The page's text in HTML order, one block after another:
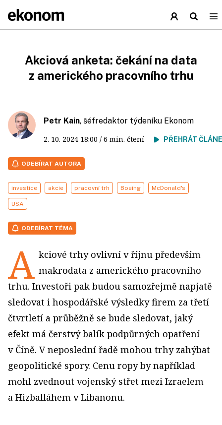
Akciová anketa: čekání na data
z amerického pracovního trhu
Petr Kain, šéfredaktor týdeníku Ekonom
2. 10. 2024 18:00 / 6 min. čtení PŘEHRÁT
ODEBÍRAT AUTORA
investice akcie pracovní trh Boeing McDonald's
USA
ODEBÍRAT TÉMA
A kciové trhy ovlivní v říjnu především
makrodata z amerického pracovního
trhu. Investoři pak budou samozřejmě napjatě
sledovat i hospodářské výsledky firem za třetí
čtvrtletí a průběžně se bude sledovat, jaký
efekt má čerstvý balík podpůrných opatření
v Číně. V neposlední řadě mohou trhy zahýbat
geopolitické spory. Cenu ropy by například
mohl zvednout vojenský střet mezi Izraelem
a Hizballáhem v Libanonu.